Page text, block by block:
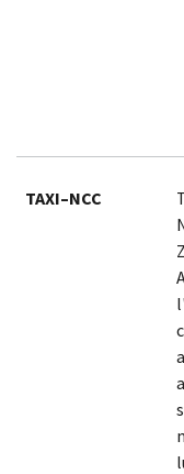
TAXI–NCC